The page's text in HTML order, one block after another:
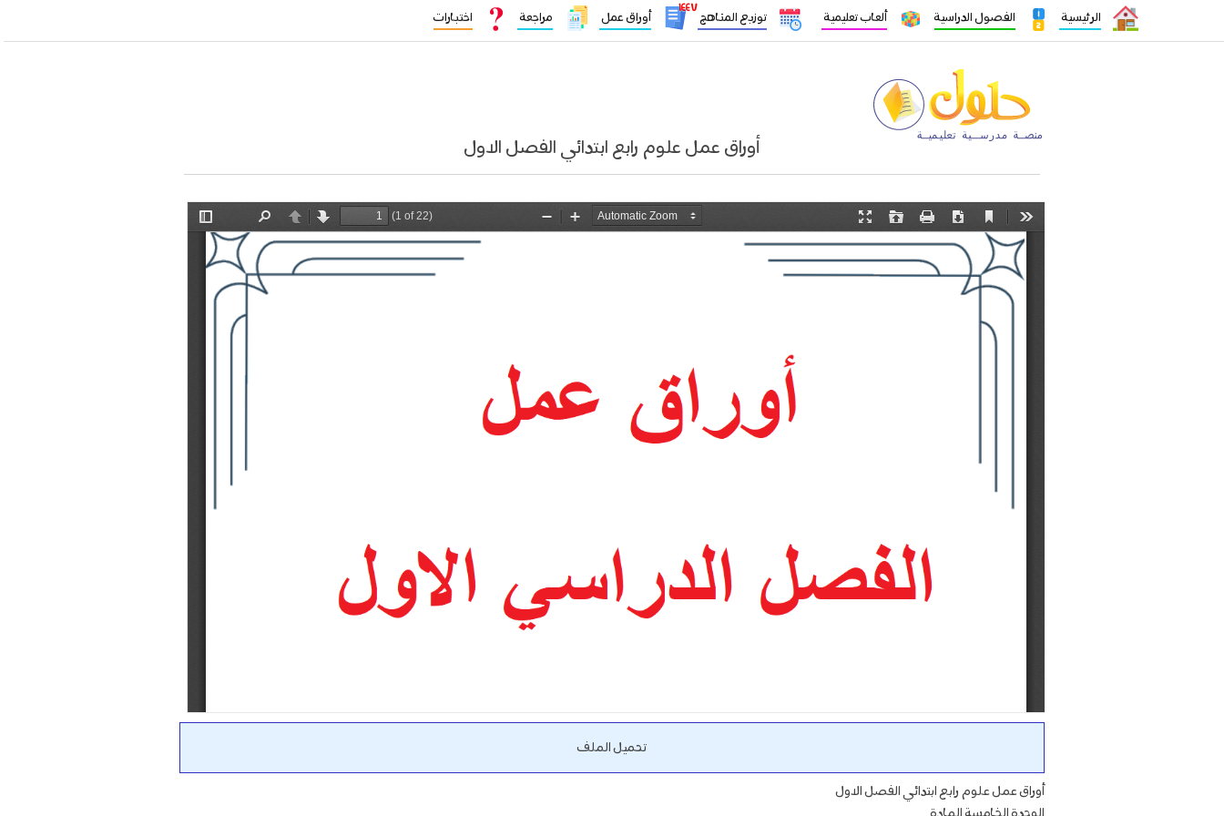
الرئيسية الفصول الدراسية ألعاب تعليمية توزيع المناهج
١٤٤٧
أوراق عمل مراجعة اختبارات
أوراق عمل علوم رابع ابتدائي الفصل الاول
تحميل الملف
أوراق عمل علوم رابع ابتدائي الفصل الاول
الوحدة الخامسة المادة